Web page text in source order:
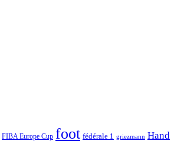
FIBA Europe Cup foot fédérale 1 griezmann Hand